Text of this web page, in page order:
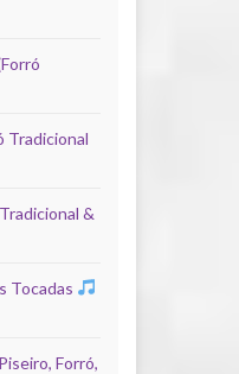
Tradicional
&
Tocadas
Forró,